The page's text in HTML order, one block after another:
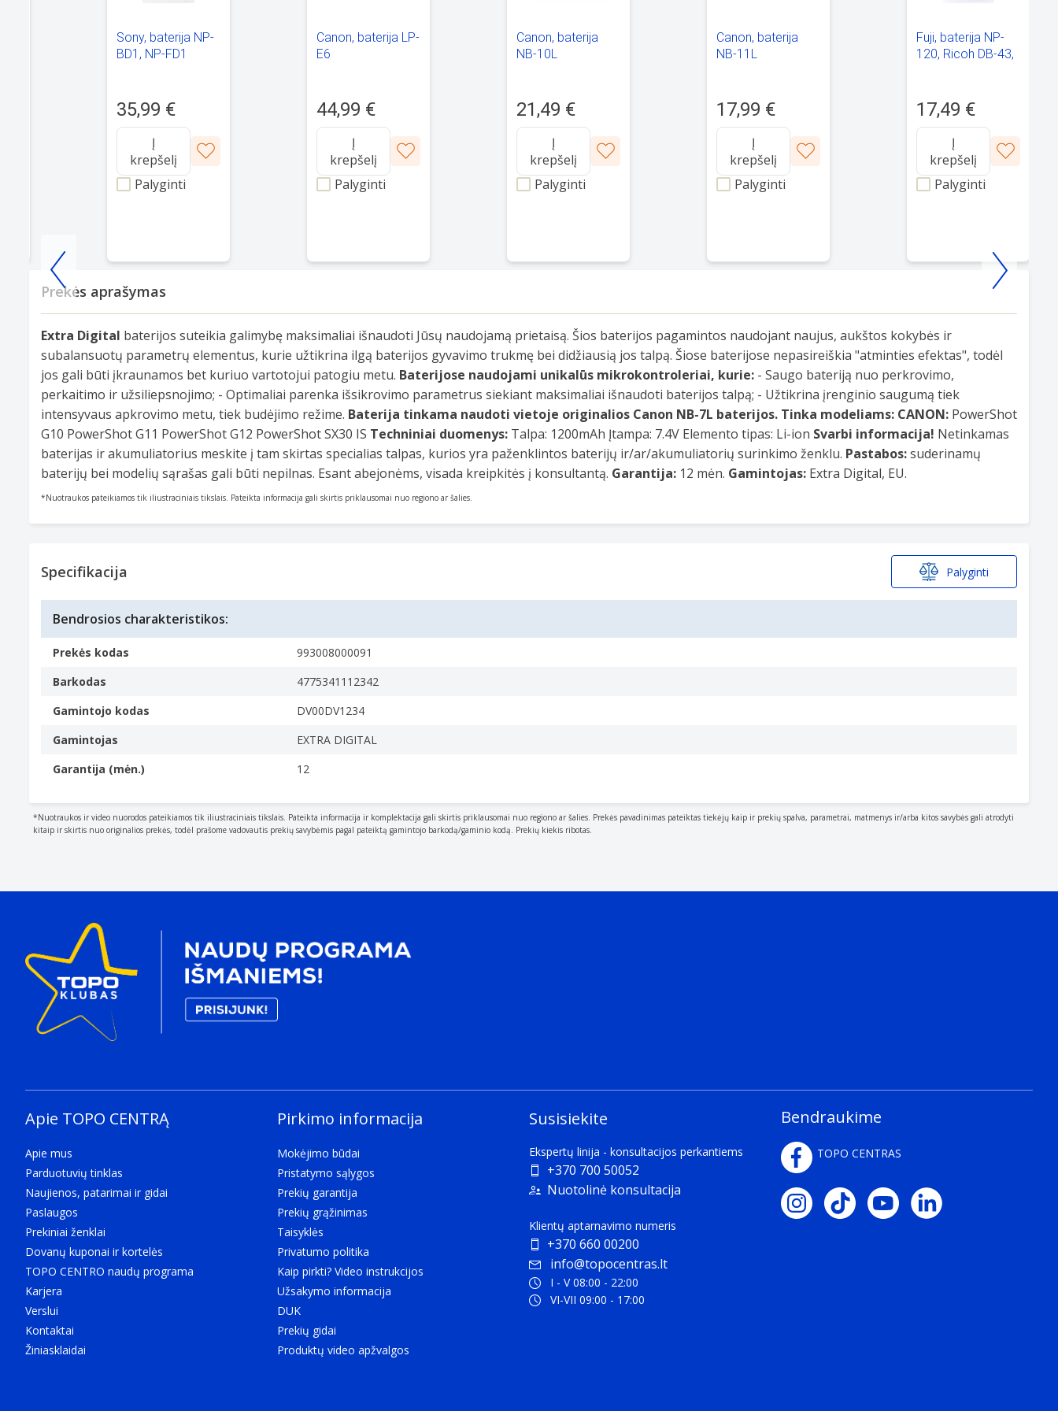
Sony, baterija NP-
BD1, NP-FD1
35,99 €
Į
krepšelį
Palyginti
Canon, baterija LP-
E6
44,99 €
Į
krepšelį
Palyginti
Canon, baterija
NB-10L
21,49 €
Į
krepšelį
Palyginti
Canon, baterija
NB-11L
17,99 €
Į
krepšelį
Palyginti
Fuji, baterija NP-
120, Ricoh DB-43,
17,49 €
Į
krepšelį
Palyginti
Item
25
Prekės aprašymas
Extra Digital baterijos suteikia galimybę maksimaliai išnaudoti Jūsų naudojamą prietaisą. Šios baterijos pagamintos naudojant naujus, aukštos kokybės ir
subalansuotų parametrų elementus, kurie užtikrina ilgą baterijos gyvavimo trukmę bei didžiausią jos talpą. Šiose baterijose nepasireiškia "atminties efektas", todėl
jos gali būti įkraunamos bet kuriuo vartotojui patogiu metu. Baterijose naudojami unikalūs mikrokontroleriai, kurie: - Saugo bateriją nuo perkrovimo,
perkaitimo ir užsiliepsnojimo; - Optimaliai parenka išsikrovimo parametrus siekiant maksimaliai išnaudoti baterijos talpą; - Užtikrina įrenginio saugumą tiek
intensyvaus apkrovimo metu, tiek budėjimo režime. Baterija tinkama naudoti vietoje originalios Canon NB-7L baterijos. Tinka modeliams: CANON: PowerShot
G10 PowerShot G11 PowerShot G12 PowerShot SX30 IS Techniniai duomenys: Talpa: 1200mAh Įtampa: 7.4V Elemento tipas: Li-ion Svarbi informacija! Netinkamas
baterijas ir akumuliatorius meskite į tam skirtas specialias talpas, kurios yra paženklintos baterijų ir/ar/akumuliatorių surinkimo ženklu. Pastabos:suderinamų
baterijų bei modelių sąrašas gali būti nepilnas. Esant abejonėms, visada kreipkitės į konsultantą. Garantija: 12 mėn. Gamintojas: Extra Digital, EU.
*Nuotraukos pateikiamos tik iliustraciniais tikslais. Pateikta informacija gali skirtis priklausomai nuo regiono ar šalies.
Specifikacija Palyginti
Bendrosios charakteristikos:
Prekės kodas
993008000091
Barkodas
4775341112342
Gamintojo kodas
DV00DV1234
Gamintojas
EXTRA DIGITAL
Garantija (mėn.)
12
*Nuotraukos ir video nuorodos pateikiamos tik iliustraciniais tikslais. Pateikta informacija ir komplektacija gali skirtis priklausomai nuo regiono ar šalies. Prekės pavadinimas pateiktas tiekėjų kaip ir prekių spalva, parametrai, matmenys ir/arba kitos savybės gali atrodyti
kitaip ir skirtis nuo originalios prekės, todėl prašome vadovautis prekių savybėmis pagal pateiktą gamintojo barkodą/gaminio kodą. Prekių kiekis ribotas.
Apie TOPO CENTRĄ
Apie mus
Parduotuvių tinklas
Naujienos, patarimai ir gidai
Paslaugos
Prekiniai ženklai
Dovanų kuponai ir kortelės
TOPO CENTRO naudų programa
Karjera
Verslui
Kontaktai
Žiniasklaidai
Pirkimo informacija
Mokėjimo būdai
Pristatymo sąlygos
Prekių garantija
Prekių grąžinimas
Taisyklės
Privatumo politika
Kaip pirkti? Video instrukcijos
Užsakymo informacija
DUK
Prekių gidai
Produktų video apžvalgos
Susisiekite
Ekspertų linija - konsultacijos perkantiems
+370 700 50052
Nuotolinė konsultacija
Klientų aptarnavimo numeris
+370 660 00200
info@topocentras.lt
I - V 08:00 - 22:00
VI-VII 09:00 - 17:00
Bendraukime
TOPO CENTRAS